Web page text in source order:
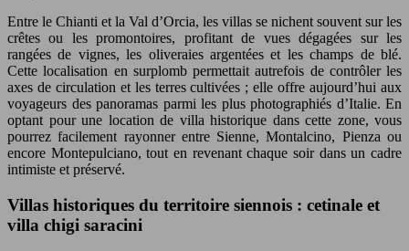
Entre le Chianti et la Val d’Orcia, les villas se nichent souvent sur les
crêtes ou les promontoires, profitant de vues dégagées sur les
rangées de vignes, les oliveraies argentées et les champs de blé.
Cette localisation en surplomb permettait autrefois de contrôler les
axes de circulation et les terres cultivées ; elle offre aujourd’hui aux
voyageurs des panoramas parmi les plus photographiés d’Italie. En
optant pour une location de villa historique dans cette zone, vous
pourrez facilement rayonner entre Sienne, Montalcino, Pienza ou
encore Montepulciano, tout en revenant chaque soir dans un cadre
intimiste et préservé.
Villas historiques du territoire siennois : cetinale et
villa chigi saracini